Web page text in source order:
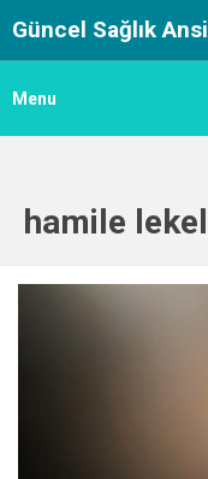
Güncel Sağlık
Menu
hamile